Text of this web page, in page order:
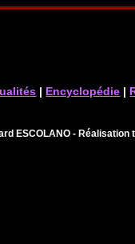
| Encyclopédie |
ESCOLANO -